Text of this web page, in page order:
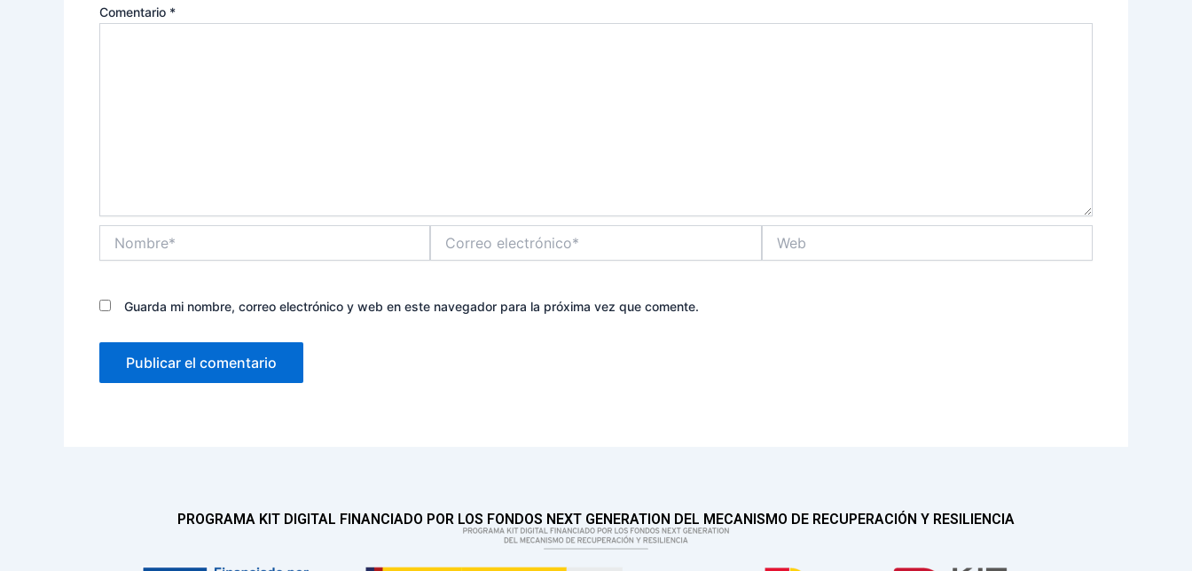
Comentario *
electrónico*
Guarda mi nombre, correo electrónico y web en este navegador para la próxima vez que comente.
PROGRAMA KIT DIGITAL FINANCIADO POR LOS FONDOS NEXT GENERATION DEL MECANISMO DE RECUPERACIÓN Y RESILIENCIA